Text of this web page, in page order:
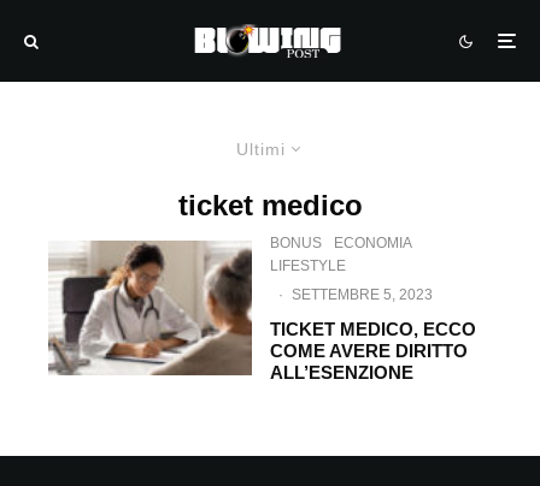
Ultimi
ticket medico
BONUS
ECONOMIA
LIFESTYLE
·
SETTEMBRE 5, 2023
TICKET MEDICO, ECCO
COME AVERE DIRITTO
ALL’ESENZIONE